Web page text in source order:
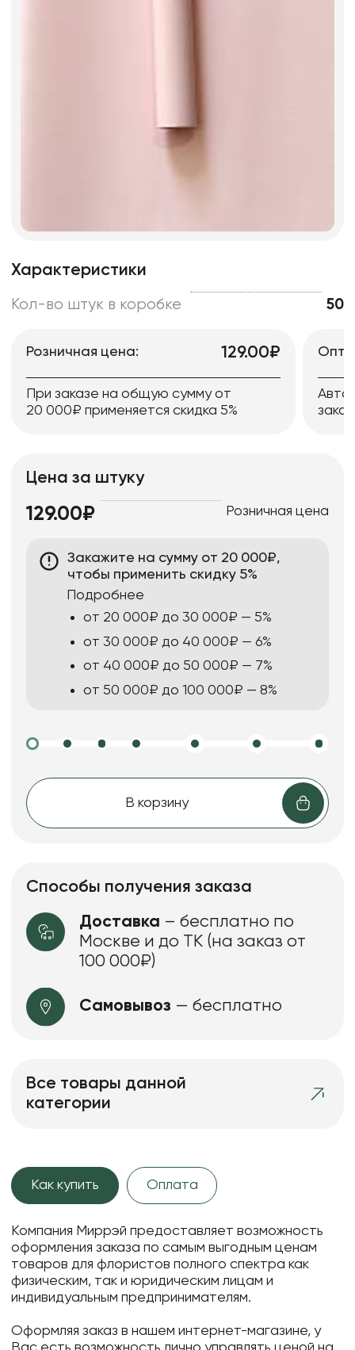
Характеристики
Кол-во штук в коробке 50
Розничная цена: 129.00₽
При заказе на общую сумму от
20 000₽ применяется скидка 5%
Цена за штуку
129.00₽ Розничная цена
Закажите на сумму от 20 000₽,
чтобы применить скидку 5%
Подробнее
от 20 000₽ до 30 000₽ — 5%
от 30 000₽ до 40 000₽ — 6%
от 40 000₽ до 50 000₽ — 7%
от 50 000₽ до 100 000₽ — 8%
В корзину
Способы получения заказа
Доставка – бесплатно по
Москве и до ТК (на заказ от
100 000₽)
Самовывоз — бесплатно
Все товары данной
категории
Как купить Оплата
Компания Миррэй предоставляет возможность
оформления заказа по самым выгодным ценам
товаров для флористов полного спектра как
физическим, так и юридическим лицам и
индивидуальным предпринимателям.
Оформляя заказ в нашем интернет-магазине, у